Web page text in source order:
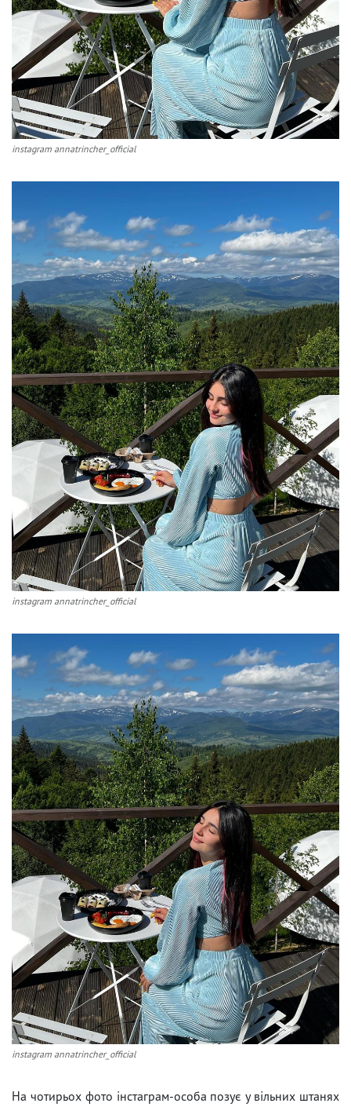
instagram annatrincher_official
instagram annatrincher_official
instagram annatrincher_official
На чотирьох фото інстаграм-особа позує у вільних штанях